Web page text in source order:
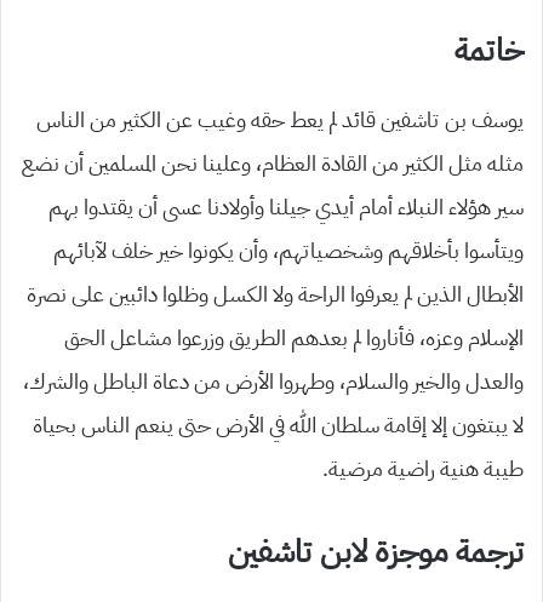
خاتمة
يوسف بن تاشفين قائد لم يعط حقه وغيب عن الكثير من الناس
مثله مثل الكثير من القادة العظام، وعلينا نحن المسلمين أن نضع
سير هؤلاء النبلاء أمام أيدي جيلنا وأولادنا عسى أن يقتدوا بهم
ويتأسوا بأخلاقهم وشخصياتهم، وأن يكونوا خير خلف لآبائهم
الأبطال الذين لم يعرفوا الراحة ولا الكسل وظلوا دائبين على نصرة
الإسلام وعزه، فأناروا لم بعدهم الطريق وزرعوا مشاعل الحق
والعدل والخير والسلام، وطهروا الأرض من دعاة الباطل والشرك،
لا يبتغون إلا إقامة سلطان الله في الأرض حتى ينعم الناس بحياة
طيبة هنية راضية مرضية.
ترجمة موجزة لابن تاشفين